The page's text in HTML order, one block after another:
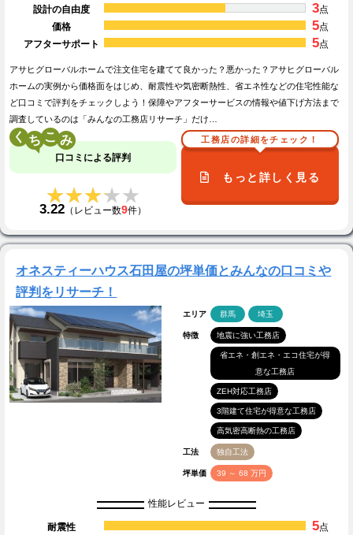
設計の自由度
3点
価格
5点
アフターサポート
5点
アサヒグローバルホームで注文住宅を建てて良かった？悪かった？アサヒグローバル
ホームの実例から価格面をはじめ、耐震性や気密断熱性、省エネ性などの住宅性能な
ど口コミで評判をチェックしよう！保障やアフターサービスの情報や値下げ方法まで
調査しているのは「みんなの工務店リサーチ」だけ…
く こ
口コミによる評判
★★★★★
★★★★★
3.22 （レビュー数9件）
工務店の詳細をチェック！
もっと詳しく見る
オネスティーハウス石田屋の坪単価とみんなの口コミや
評判をリサーチ！
エリア 群馬 埼玉
特徴 地震に強い工務店
省エネ・創エネ・エコ住宅が得
意な工務店
ZEH対応工務店
3階建て住宅が得意な工務店
高気密高断熱の工務店
工法 独自工法
坪単価 39 ～ 68 万円
性能レビュー
耐震性 5点